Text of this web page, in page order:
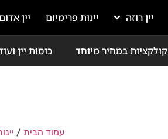
יין רוזה יינות פרימיום יין
קולקציות במחיר מיוחד כוסות יין
עמוד הבית /